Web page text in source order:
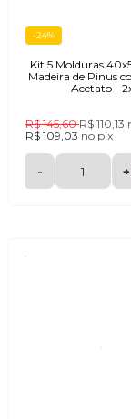
-24%
Kit 5 Molduras
Madeira de Pinus
Acetato -
R$ 145,60R$ 110,13
R$ 109,03 no pix
- +